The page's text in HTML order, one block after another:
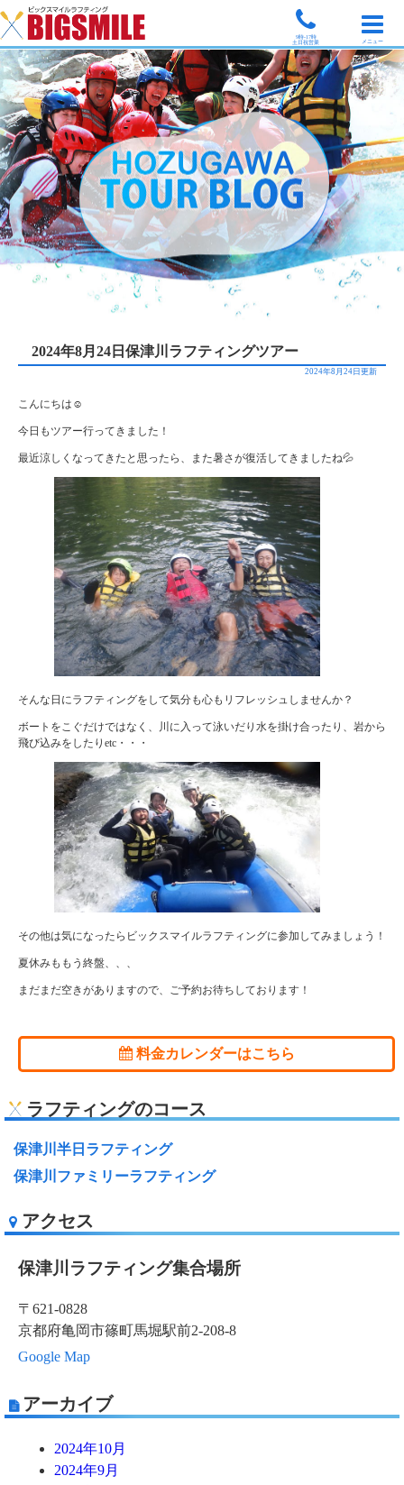
9時-17時
土日祝営業
メニュー
2024年8月24日保津川ラフティングツアー
2024年8月24日更新
こんにちは☺
今日もツアー行ってきました！
最近涼しくなってきたと思ったら、また暑さが復活してきましたね💦
そんな日にラフティングをして気分も心もリフレッシュしませんか？
ボートをこぐだけではなく、川に入って泳いだり水を掛け合ったり、岩から
飛び込みをしたりetc・・・
その他は気になったらビックスマイルラフティングに参加してみましょう！
夏休みももう終盤、、、
まだまだ空きがありますので、ご予約お待ちしております！
料金カレンダーはこちら
ラフティングのコース
保津川半日ラフティング
保津川ファミリーラフティング
アクセス
保津川ラフティング集合場所
〒621-0828
京都府亀岡市篠町馬堀駅前2-208-8
Google Map
アーカイブ
2024年10月
2024年9月